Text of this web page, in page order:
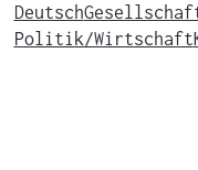
Deutsch
Politik/Wirtschaft